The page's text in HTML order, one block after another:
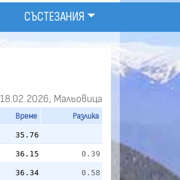
СЪСТЕЗАНИЯ
18.02.2026, Мальовица
Време Разлика
35.76
36.15 0.39
36.34 0.58